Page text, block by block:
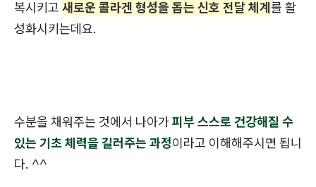
복시키고 새로운 콜라겐 형성을 돕는 신호 전달 체계를 활
성화시키는데요.
수분을 채워주는 것에서 나아가피부 스스로 건강해질 수
있는 기초 체력을 길러주는 과정이라고 이해해주시면 됩니
다. ^^